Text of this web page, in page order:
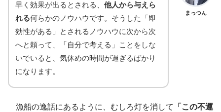
まっつん
早く効果が出るとされる、 他人から与えら
れる何らかのノウハウです。そうした「即
効性がある」とされるノウハウに次から次
へと頼って、「自分で考える」ことをしな
いでいると、気休めの時間が過ぎるばかり
になります。
漁船の逸話にあるように、むしろ灯を消して
「この不運